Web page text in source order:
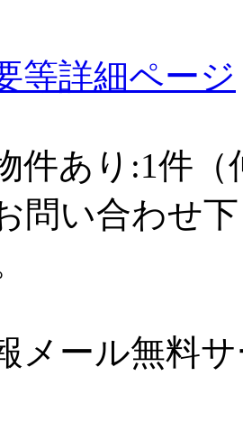
等詳細ページ
件あり:1件（
問い合わせ
メール無料